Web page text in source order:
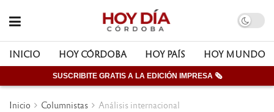
INICIO HOY CÓRDOBA HOY PAÍS HOY MUNDO
SUSCRIBITE GRATIS A LA EDICIÓN IMPRESA 🗞
Inicio Columnistas Análisis internacional